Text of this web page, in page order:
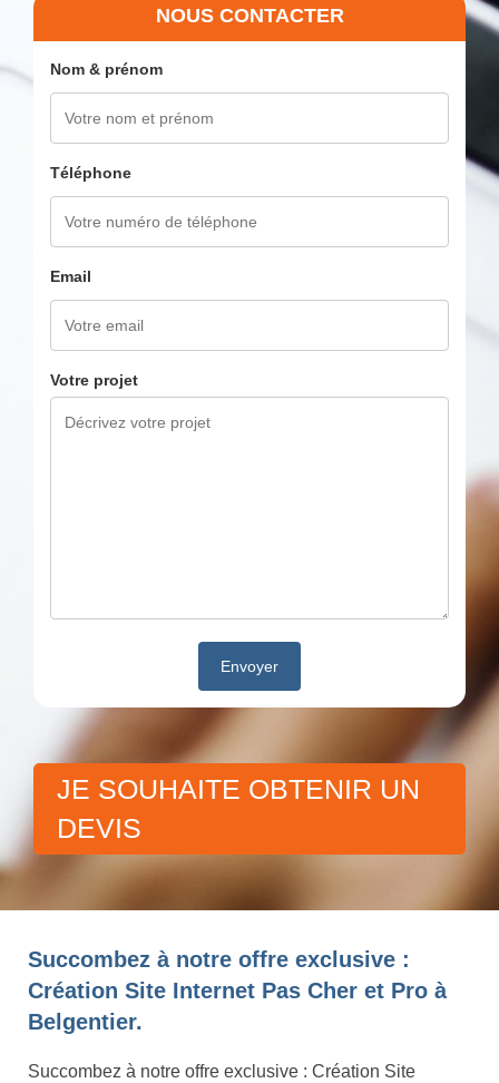
NOUS CONTACTER
Nom & prénom
Téléphone
Email
Votre projet
JE SOUHAITE OBTENIR UN
DEVIS
Succombez à notre offre exclusive :
Création Site Internet Pas Cher et Pro à
Belgentier.
Succombez à notre offre exclusive : Création Site